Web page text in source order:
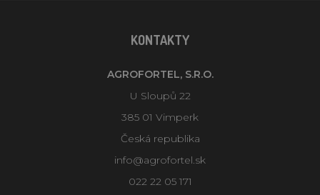
KONTAKTY
AGROFORTEL, S.R.O.
U Sloupů 22
385 01 Vimperk
Česká republika
info@agrofortel.sk
022 22 05 171